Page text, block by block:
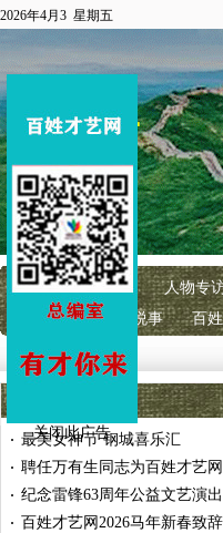
关闭此广告
2026年4月3 星期五
首页 百艺快讯 人物专
明星经纪
百艺说事 百
· 最美女神节 钢城喜乐汇
· 聘任万有生同志为百姓才艺
· 纪念雷锋63周年公益文艺演
· 百姓才艺网2026马年新春致辞